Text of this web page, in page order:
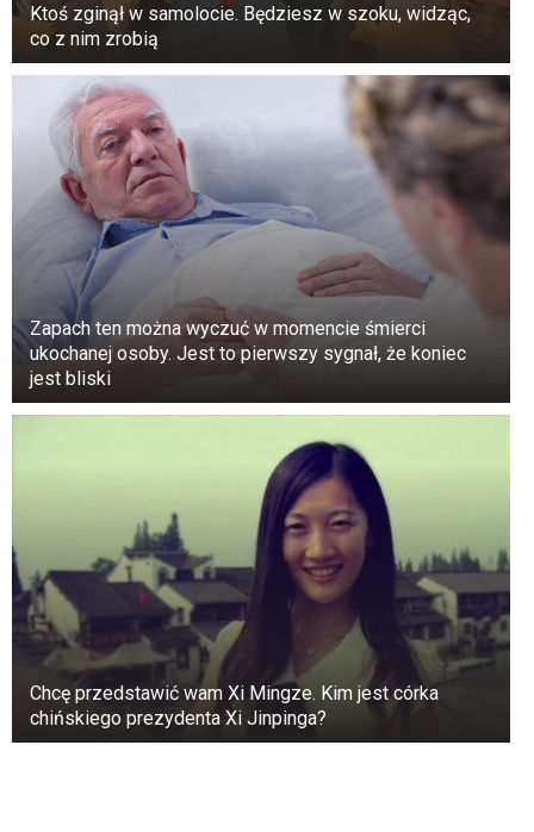
Ktoś zginął w samolocie. Będziesz w szoku, widząc,
co z nim zrobią
Zapach ten można wyczuć w momencie śmierci
ukochanej osoby. Jest to pierwszy sygnał, że koniec
jest bliski
Chcę przedstawić wam Xi Mingze. Kim jest córka
chińskiego prezydenta Xi Jinpinga?